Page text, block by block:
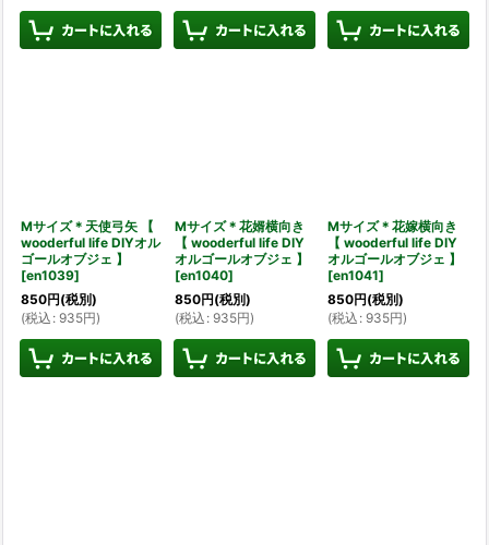
Mサイズ＊天使弓矢 【
wooderful life DIYオル
ゴールオブジェ 】
[en1039]
850円(税別)
(税込 : 935円)
Mサイズ＊花婿横向き
【 wooderful life DIY
オルゴールオブジェ 】
[en1040]
850円(税別)
(税込 : 935円)
Mサイズ＊花嫁横向き
【 wooderful life DIY
オルゴールオブジェ 】
[en1041]
850円(税別)
(税込 : 935円)